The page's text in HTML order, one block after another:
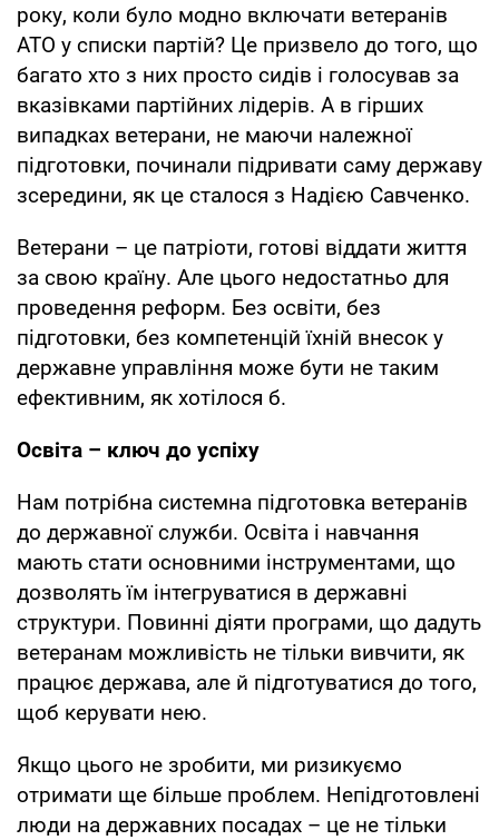
року, коли було модно включати ветеранів
АТО у списки партій? Це призвело до того, що
багато хто з них просто сидів і голосував за
вказівками партійних лідерів. А в гірших
випадках ветерани, не маючи належної
підготовки, починали підривати саму державу
зсередини, як це сталося з Надією Савченко.
Ветерани – це патріоти, готові віддати життя
за свою країну. Але цього недостатньо для
проведення реформ. Без освіти, без
підготовки, без компетенцій їхній внесок у
державне управління може бути не таким
ефективним, як хотілося б.
Освіта – ключ до успіху
Нам потрібна системна підготовка ветеранів
до державної служби. Освіта і навчання
мають стати основними інструментами, що
дозволять їм інтегруватися в державні
структури. Повинні діяти програми, що дадуть
ветеранам можливість не тільки вивчити, як
працює держава, але й підготуватися до того,
щоб керувати нею.
Якщо цього не зробити, ми ризикуємо
отримати ще більше проблем. Непідготовлені
люди на державних посадах – це не тільки